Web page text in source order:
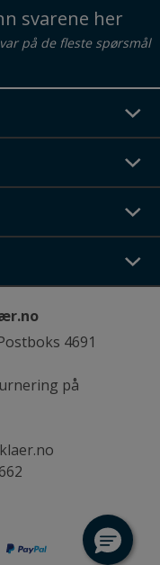
svarene her
på de fleste spørsmål
4691
på